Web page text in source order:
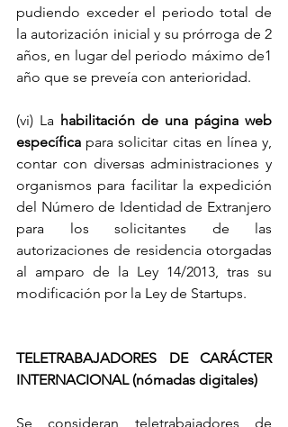
pudiendo exceder el periodo total de
la autorización inicial y su prórroga de 2
años, en lugar del periodo máximo de1
año que se preveía con anterioridad.
(vi) La habilitación de una página web
específica para solicitar citas en línea y,
contar con diversas administraciones y
organismos para facilitar la expedición
del Número de Identidad de Extranjero
para los solicitantes de las
autorizaciones de residencia otorgadas
al amparo de la Ley 14/2013, tras su
modificación por la Ley de Startups.
TELETRABAJADORES DE CARÁCTER
INTERNACIONAL (nómadas digitales)
Se consideran teletrabajadores de